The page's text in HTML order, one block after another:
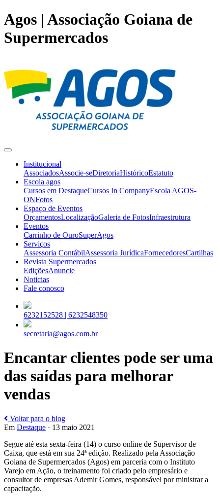
Agos | Associação Goiana de
Supermercados
Institucional
AssociadosAssocie-seDiretoriaHistóricoEstatuto
Escola agos
Cursos em DestaqueCursos In CompanyEscola AGOS-
ONFotos
Espaço de Eventos
OrçamentosLocalizaçãoGaleria de FotosInfraestrutura
Eventos
Carrinho de OuroSuperAgos
Serviços
Assessoria ContábilAssessoria JurídicaFornecedoresCartilhas
Revista Supermercados
EdiçõesAnuncie
Noticias
Fale conosco
6232152528 | 6232548350
secretaria@agos.com.br
Encantar clientes pode ser uma
das saídas para melhorar
vendas
Voltar para o blog
Em Destaque · 13 maio 2021
Segue até esta sexta-feira (14) o curso online de Supervisor de
Caixa, que está em sua 24ª edição. Realizado pela Associação
Goiana de Supermercados (Agos) em parceria com o Instituto
Varejo em Ação, o treinamento foi criado pelo empresário e
consultor de empresas Ademir Gomes, responsável por ministrar a
capacitação.